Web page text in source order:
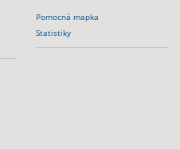
Pomocná mapka
Statistiky